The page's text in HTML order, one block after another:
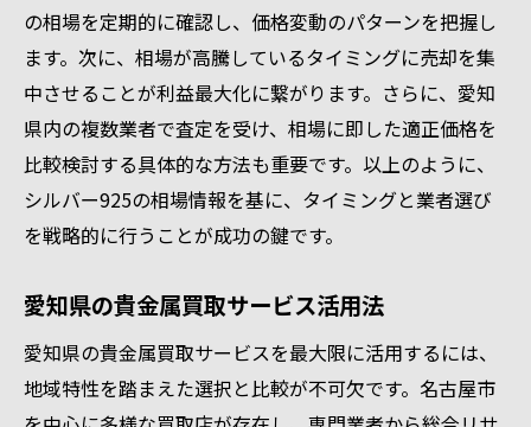
の相場を定期的に確認し、価格変動のパターンを把握し
ます。次に、相場が高騰しているタイミングに売却を集
中させることが利益最大化に繋がります。さらに、愛知
県内の複数業者で査定を受け、相場に即した適正価格を
比較検討する具体的な方法も重要です。以上のように、
シルバー925の相場情報を基に、タイミングと業者選び
を戦略的に行うことが成功の鍵です。
愛知県の貴金属買取サービス活用法
愛知県の貴金属買取サービスを最大限に活用するには、
地域特性を踏まえた選択と比較が不可欠です。名古屋市